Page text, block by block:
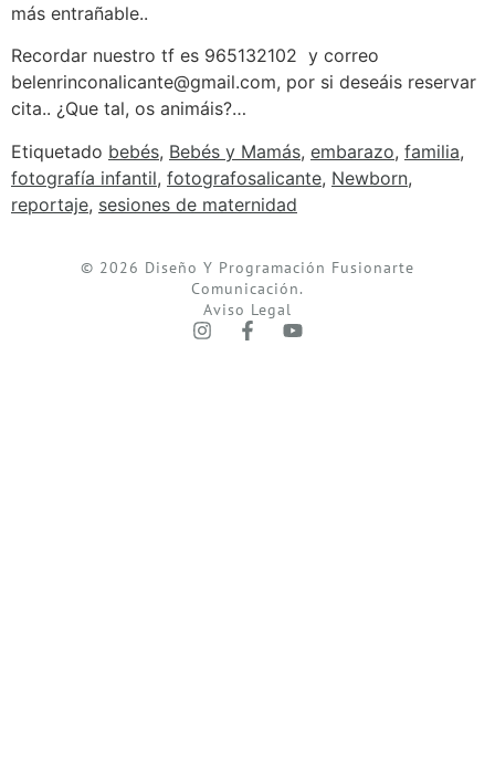
más entrañable..
Recordar nuestro tf es 965132102 y correo
belenrinconalicante@gmail.com, por si deseáis reservar
cita.. ¿Que tal, os animáis?…
Etiquetado bebés, Bebés y Mamás, embarazo, familia,
fotografía infantil, fotografosalicante, Newborn,
reportaje, sesiones de maternidad
© 2026 Diseño Y Programación Fusionarte
Comunicación.
Aviso Legal